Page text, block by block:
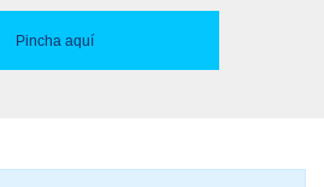
Pincha aquí